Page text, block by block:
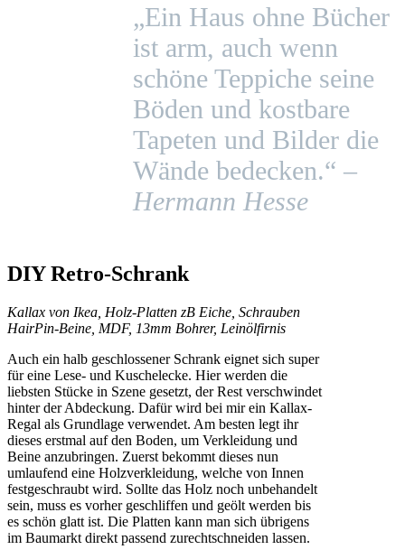
„Ein Haus ohne Bücher
ist arm, auch wenn
schöne Teppiche seine
Böden und kostbare
Tapeten und Bilder die
Wände bedecken.“ –
Hermann Hesse
DIY Retro-Schrank
Kallax von Ikea, Holz-Platten zB Eiche, Schrauben
HairPin-Beine, MDF, 13mm Bohrer, Leinölfirnis
Auch ein halb geschlossener Schrank eignet sich super
für eine Lese- und Kuschelecke. Hier werden die
liebsten Stücke in Szene gesetzt, der Rest verschwindet
hinter der Abdeckung. Dafür wird bei mir ein Kallax-
Regal als Grundlage verwendet. Am besten legt ihr
dieses erstmal auf den Boden, um Verkleidung und
Beine anzubringen. Zuerst bekommt dieses nun
umlaufend eine Holzverkleidung, welche von Innen
festgeschraubt wird. Sollte das Holz noch unbehandelt
sein, muss es vorher geschliffen und geölt werden bis
es schön glatt ist. Die Platten kann man sich übrigens
im Baumarkt direkt passend zurechtschneiden lassen.